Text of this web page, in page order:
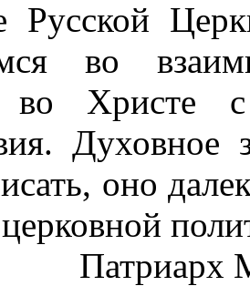
Русской
во
Христе с
Духовное
оно
Патриарх